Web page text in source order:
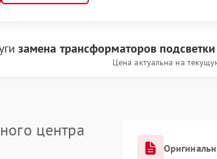
замена трансформаторов подсветки
Цена актуальна на
центра